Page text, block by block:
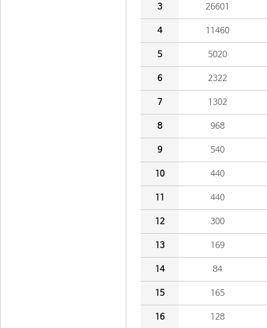
3 26601
4 11460
5 5020
6 2322
7 1302
8 968
9 540
10 440
11 440
12 300
13 169
14 84
15 165
16 128